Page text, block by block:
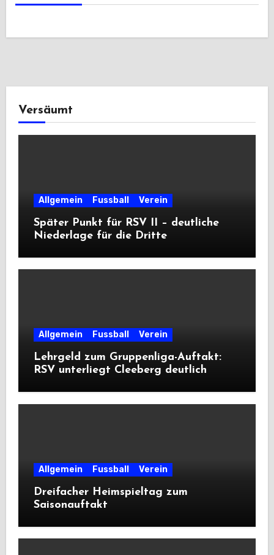
Versäumt
Allgemein Fussball Verein
Später Punkt für RSV II – deutliche
Niederlage für die Dritte
Allgemein Fussball Verein
Lehrgeld zum Gruppenliga-Auftakt:
RSV unterliegt Cleeberg deutlich
Allgemein Fussball Verein
Dreifacher Heimspieltag zum
Saisonauftakt